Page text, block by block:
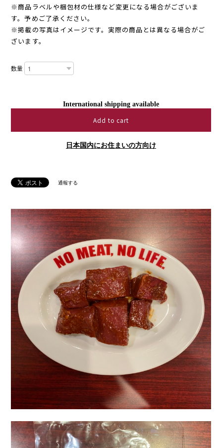
※商品ラベルや梱包材の仕様など変更になる場合がございま
す。予めご了承ください。
※掲載の写真はイメージです。実際の商品とは異なる場合がご
ざいます。
数量
International shipping available
Add to cart
日本国内にお住まいの方向け
通報する